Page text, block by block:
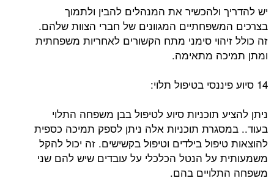
יש להדריך ולהכשיר את המנהלים להבין ולתמוך
בצרכים המשפחתיים המגוונים של חברי הצוות שלהם.
זה כולל זיהוי סימני מתח הקשורים לאחריות משפחתית
ומתן תמיכה מתאימה.
14 סיוע פיננסי בטיפול תלוי:
ניתן להציע תוכניות סיוע לטיפול בבן משפחה התלוי
בעוד.. במסגרת תוכניות אלה ניתן לספק תמיכה כספית
להוצאות טיפול בילדים וטיפול בקשישים. זה יכול להקל
משמעותית על הנטל הכלכלי על עובדים שיש להם שני
משפחה התלויים בהם.